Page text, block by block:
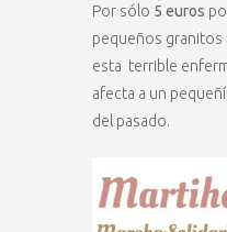
Por sólo 5 euros
pequeños granitos
esta terrible
afecta a un
del pasado.